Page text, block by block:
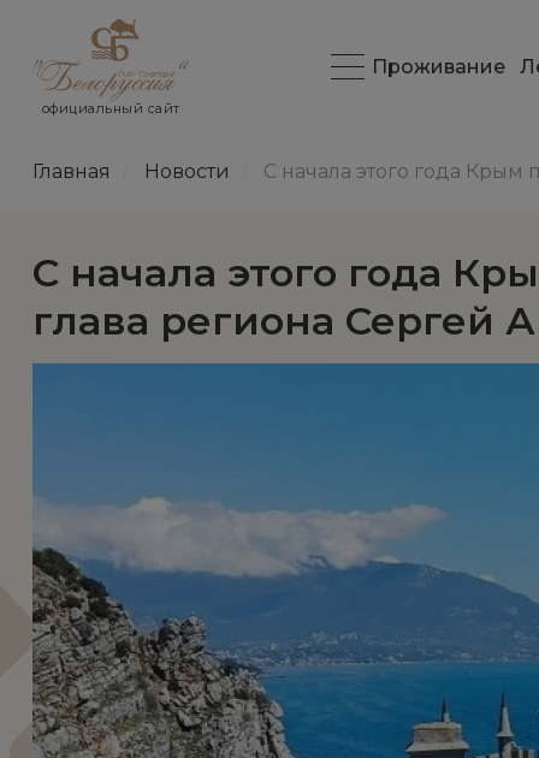
официальный сайт
Проживание
Главная Новости С начала этого года Крым
С начала этого года
глава региона Сергей